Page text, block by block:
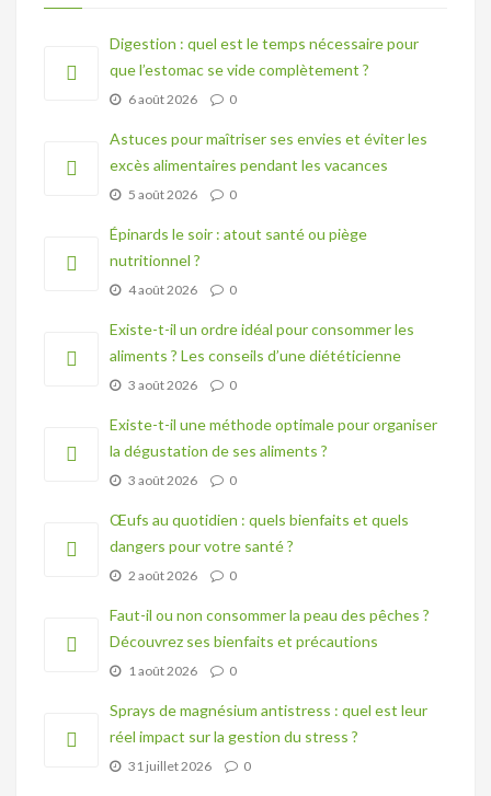
Digestion : quel est le temps nécessaire pour
que l’estomac se vide complètement ?
6 août 2026 0
Astuces pour maîtriser ses envies et éviter les
excès alimentaires pendant les vacances
5 août 2026 0
Épinards le soir : atout santé ou piège
nutritionnel ?
4 août 2026 0
Existe-t-il un ordre idéal pour consommer les
aliments ? Les conseils d’une diététicienne
3 août 2026 0
Existe-t-il une méthode optimale pour organiser
la dégustation de ses aliments ?
3 août 2026 0
Œufs au quotidien : quels bienfaits et quels
dangers pour votre santé ?
2 août 2026 0
Faut-il ou non consommer la peau des pêches ?
Découvrez ses bienfaits et précautions
1 août 2026 0
Sprays de magnésium antistress : quel est leur
réel impact sur la gestion du stress ?
31 juillet 2026 0